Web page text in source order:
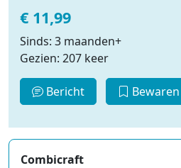
€ 11,99
Sinds: 3 maanden+
Gezien: 207 keer
Bericht Bewaren
Combicraft